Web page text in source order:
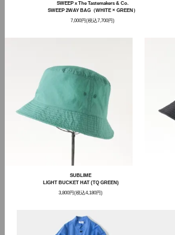
SWEEP x The Tastemakers & Co.
SWEEP 2WAY BAG（WHITE × GREEN）
7,000円(税込7,700円)
SUBLIME
LIGHT BUCKET HAT (TQ GREEN)
3,800円(税込4,180円)